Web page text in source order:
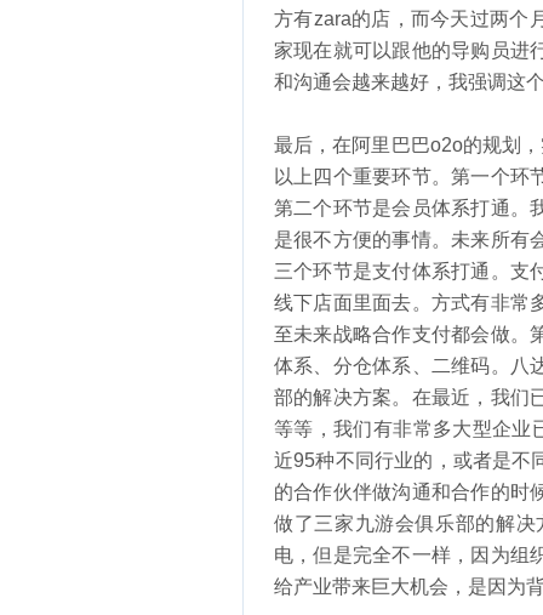
方有zara的店，而今天过两个
家现在就可以跟他的导购员进
和沟通会越来越好，我强调这
最后，在阿里巴巴o2o的规划
以上四个重要环节。第一个环
第二个环节是会员体系打通。
是很不方便的事情。未来所有
三个环节是支付体系打通。支
线下店面里面去。方式有非常
至未来战略合作支付都会做。
体系、分仓体系、二维码。八
部的解决方案。在最近，我们
等等，我们有非常多大型企业
近95种不同行业的，或者是不
的合作伙伴做沟通和合作的时
做了三家九游会俱乐部的解
电，但是完全不一样，因为组
给产业带来巨大机会，是因为